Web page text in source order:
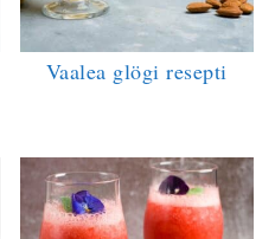
Vaalea glögi resepti